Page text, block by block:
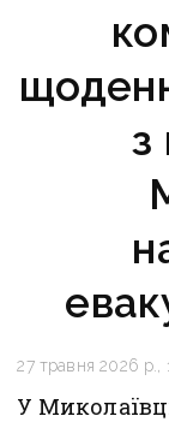
з
27 травня 2026 р.,
У